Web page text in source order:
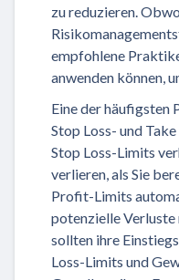
zu reduzieren.
empfohlene
anwenden können,
Eine der häufigsten
Stop Loss- und
Stop Loss-Limits
verlieren, als Sie
Profit-Limits
potenzielle
sollten ihre
Loss-Limits und